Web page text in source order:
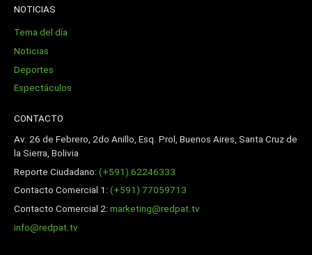
NOTICIAS
Tema del día
Noticias
Deportes
Espectáculos
CONTACTO
Av. 26 de Febrero, 2do Anillo, Esq. Prol, Buenos Aires, Santa Cruz de
la Sierra, Bolivia
Reporte Ciudadano:(+591) 62246333
Contacto Comercial 1:(+591) 77059713
Contacto Comercial 2:marketing@redpat.tv
info@redpat.tv